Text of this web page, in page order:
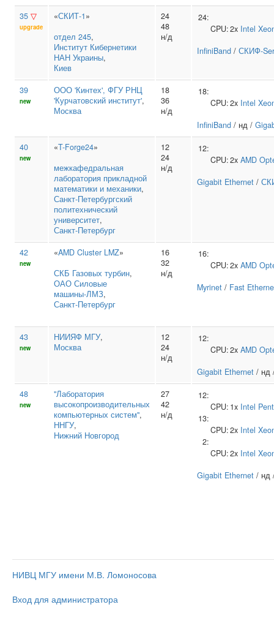
35 ▽
upgrade
«СКИТ-1»
отдел 245,
Институт Кибернетики
НАН Украины,
Киев
24
48
н/д
24:
CPU:2x Intel
InfiniBand / СКИФ-
39
new
ООО 'Кинтех', ФГУ РНЦ
'Курчатовский институт',
Москва
18
36
н/д
18:
CPU:2x Intel
InfiniBand / нд /
40
new
«T-Forge24»
межкафедральная
лаборатория прикладной
математики и механики,
Санкт‑Петербургский
политехнический
университет,
Санкт-Петербург
12
24
н/д
12:
CPU:2x AMD
Gigabit Ethernet /
42
new
«AMD Cluster LMZ»
СКБ Газовых турбин,
ОАО Силовые
машины‑ЛМЗ,
Санкт-Петербург
16
32
н/д
16:
CPU:2x AMD
Myrinet / Fast
43
new
НИИЯФ МГУ,
Москва
12
24
н/д
12:
CPU:2x AMD
Gigabit Ethernet /
48
new
"Лаборатория
высокопроизводительных
компьютерных систем",
ННГУ,
Нижний Новгород
27
42
н/д
12:
CPU: 1x Intel
13:
CPU:2x Intel
2:
CPU:2x Intel
Gigabit Ethernet /
НИВЦ МГУ имени М.В. Ломоносова
Вход для администратора